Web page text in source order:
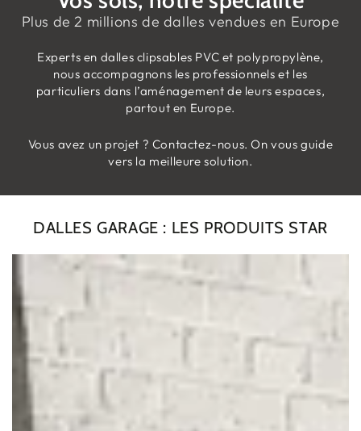
Plus de 2 millions de dalles vendues en Europe
Experts en dalles clipsables PVC et polypropylène,
nous accompagnons les professionnels et les
particuliers dans l’aménagement de leurs espaces,
partout en Europe.
Vous avez un projet ? Contactez-nous. On vous guide
vers la meilleure solution.
DALLES GARAGE : LES PRODUITS STAR